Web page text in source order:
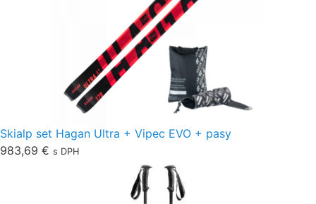
Skialp set Hagan Ultra + Vipec EVO + pasy
983,69 € s DPH